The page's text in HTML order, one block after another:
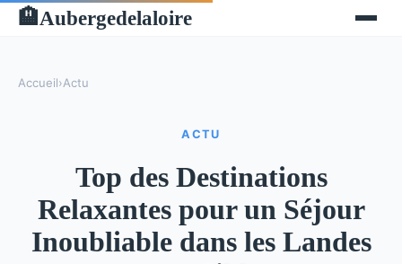
🏨Aubergedelaloire
Accueil›Actu
ACTU
Top des Destinations
Relaxantes pour un Séjour
Inoubliable dans les Landes